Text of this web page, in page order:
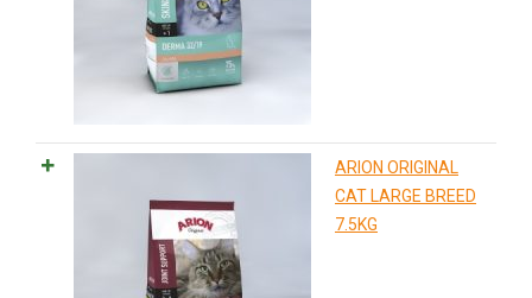
ARION ORIGINAL
CAT LARGE BREED
7.5KG